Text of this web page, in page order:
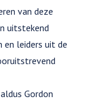
van deze
uitstekend
en leiders uit de
Gordon